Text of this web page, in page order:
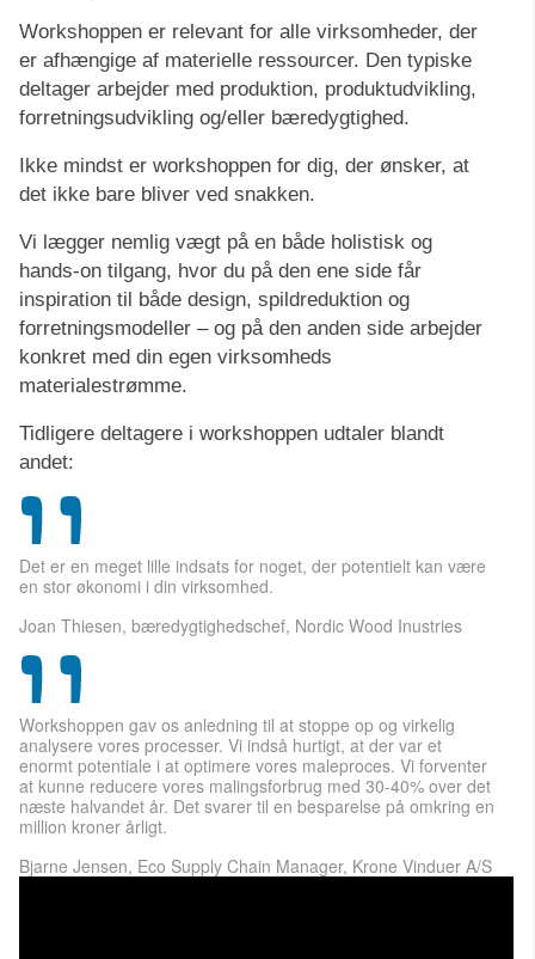
Workshoppen er relevant for alle virksomheder, der
er afhængige af materielle ressourcer. Den typiske
deltager arbejder med produktion, produktudvikling,
forretningsudvikling og/eller bæredygtighed.
Ikke mindst er workshoppen for dig, der ønsker, at
det ikke bare bliver ved snakken.
Vi lægger nemlig vægt på en både holistisk og
hands-on tilgang, hvor du på den ene side får
inspiration til både design, spildreduktion og
forretningsmodeller – og på den anden side arbejder
konkret med din egen virksomheds
materialestrømme.
Tidligere deltagere i workshoppen udtaler blandt
andet:
Det er en meget lille indsats for noget, der potentielt kan være
en stor økonomi i din virksomhed.
Joan Thiesen, bæredygtighedschef, Nordic Wood Inustries
Workshoppen gav os anledning til at stoppe op og virkelig
analysere vores processer. Vi indså hurtigt, at der var et
enormt potentiale i at optimere vores maleproces. Vi forventer
at kunne reducere vores malingsforbrug med 30-40% over det
næste halvandet år. Det svarer til en besparelse på omkring en
million kroner årligt.
Bjarne Jensen, Eco Supply Chain Manager, Krone Vinduer A/S